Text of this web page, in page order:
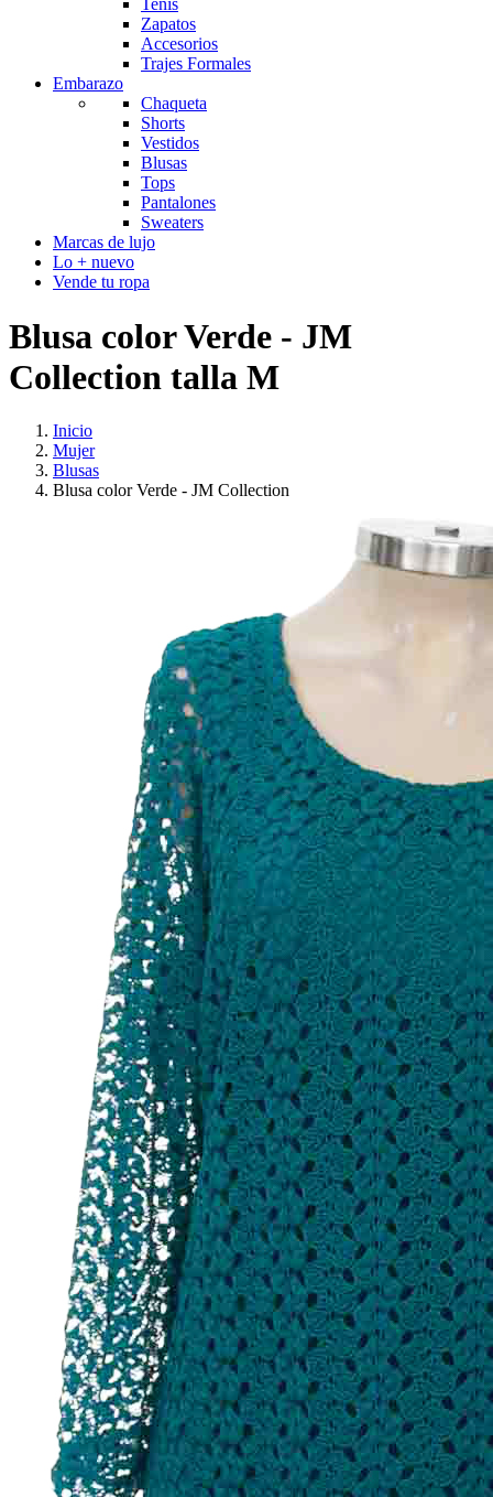
Tenis
Zapatos
Accesorios
Trajes Formales
Embarazo
Chaqueta
Shorts
Vestidos
Blusas
Tops
Pantalones
Sweaters
Marcas de lujo
Lo + nuevo
Vende tu ropa
Blusa color Verde - JM
Collection talla M
Inicio
Mujer
Blusas
Blusa color Verde - JM Collection